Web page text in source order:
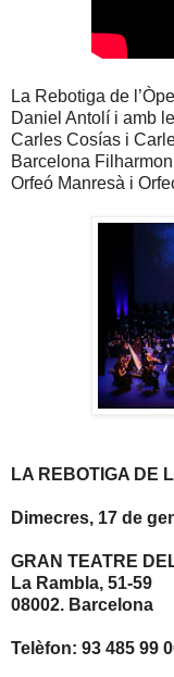
La Rebotiga de
Daniel Antolí i amb
Carles Cosías i
Barcelona
Orfeó Manresà i
LA REBOTIGA DE
Dimecres, 17 de
GRAN TEATRE
La Rambla, 51-59
08002. Barcelona
Telèfon: 93 485 99